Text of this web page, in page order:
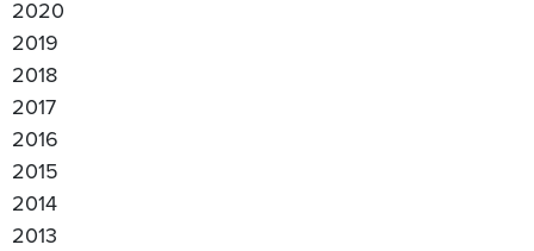
2020
2019
2018
2017
2016
2015
2014
2013